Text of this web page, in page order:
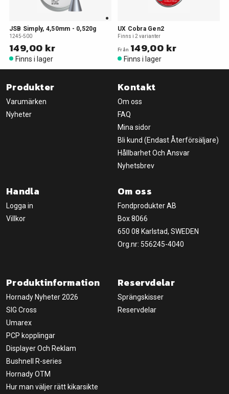
JSB Simply, 4,50mm - 0,520g
1245-500
149,00 kr
Finns i lager
UX Cobra Gen2
Finns i 2 varianter
Från 149,00 kr
Finns i lager
Produkter
Varumärken
Nyheter
Kontakt
Om oss
FAQ
Mina sidor
Bli kund (Endast Återförsäljare)
Hållbarhet Och Ansvar
Nyhetsbrev
Handla
Logga in
Villkor
Om oss
Fondprodukter AB
Box 8066
650 08 Karlstad, SWEDEN
Org.nr: 556245-4040
Produktinformation
Hornady Nyheter 2026
SIG Cross
Umarex
PCP kopplingar
Displayer Och Reklam
Bushnell R-series
Hornady OTM
Hur man väljer rätt kikarsikte
Reservdelar
Sprängskisser
Reservdelar